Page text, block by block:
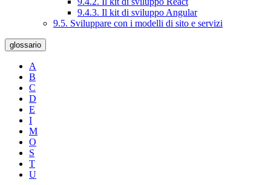
9.4.3. Il kit di sviluppo Angular
9.5. Sviluppare con i modelli di sito e servizi
glossario
A
B
C
D
E
I
M
O
S
T
U